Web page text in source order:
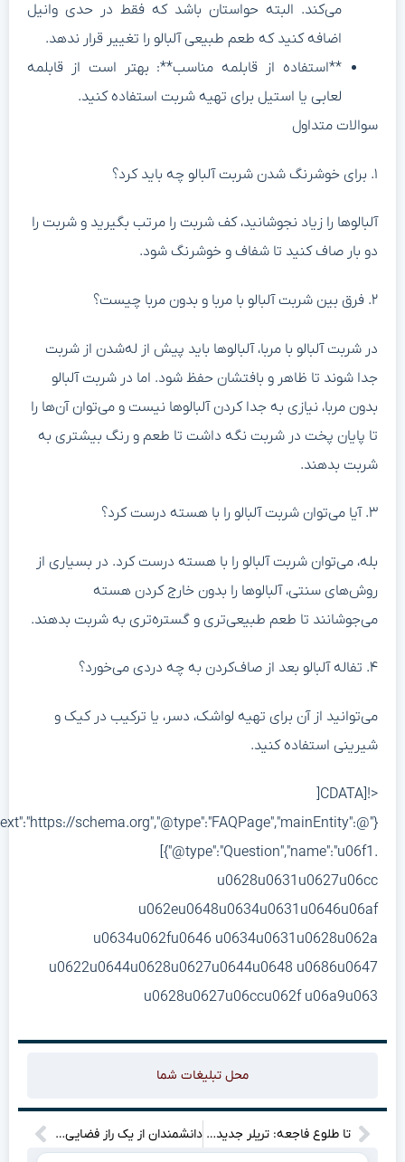
می‌کند. البته حواستان باشد که فقط در حدی وانیل
اضافه کنید که طعم طبیعی آلبالو را تغییر قرار ندهد.
**استفاده از قابلمه مناسب**: بهتر است از قابلمه
لعابی یا استیل برای تهیه شربت استفاده کنید.
سوالات متداول
آلبالوها را زیاد نجوشانید، کف شربت را مرتب بگیرید و شربت را
دو بار صاف کنید تا شفاف و خوشرنگ شود.
در شربت آلبالو با مربا، آلبالوها باید پیش از له‌شدن از شربت
جدا شوند تا ظاهر و بافتشان حفظ شود. اما در شربت آلبالو
بدون مربا، نیازی به جدا کردن آلبالوها نیست و می‌توان آن‌ها را
تا پایان پخت در شربت نگه داشت تا طعم و رنگ بیشتری به
شربت بدهند.
بله، می‌توان شربت آلبالو را با هسته درست کرد. در بسیاری از
روش‌های سنتی، آلبالوها را بدون خارج کردن هسته
می‌جوشانند تا طعم طبیعی‌تری و گستره‌تری به شربت بدهند.
می‌توانید از آن برای تهیه لواشک، دسر، یا ترکیب در کیک و
شیرینی استفاده کنید.
{"@context":"https://schema.org","@type":"FAQPage","mainEntity":
[{"@type":"Question","name":"u06f1.
u0628u0631u0627u06cc
u062eu0648u0634u0631u0646u06af
u0634u062fu0646 u0634u0631u0628u062a
u0622u0644u0628u0627u0644u0648 u0686u0647
u0628u0627u06ccu062f u06a9u063
محل تبلیغات شما
تا طلوع فاجعه: تریلر جدید Until Dawn، خواب رو از چشات می‌گیره!” دانشمندان از یک راز فضایی پرده برداشتند: جرمی آسمانی که معادلات را به هم می‌زند!”